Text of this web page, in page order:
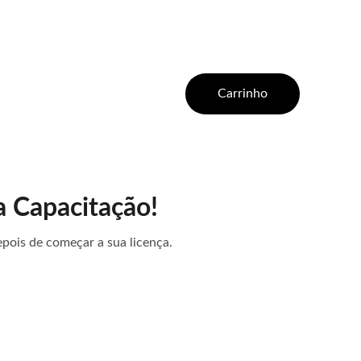
Carrinho
Capacitação!
de começar a sua licença.